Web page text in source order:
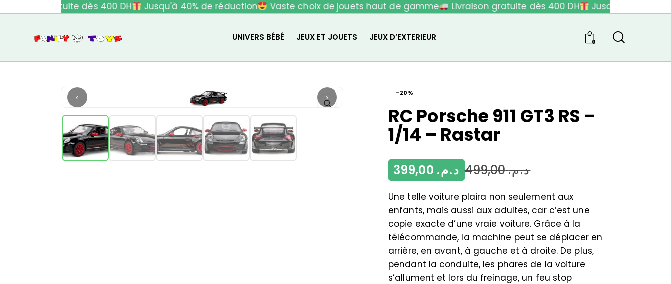
gratuite dès 400 DH Jusqu'à 40% de réduction Vaste choix de jouets haut de gamme Livraison gratuite dès 400 DH Jusqu'à 40% de
UNIVERS BÉBÉ JEUX ET JOUETS JEUX D’EXTERIEUR 0
‹ › -20%
RC Porsche 911 GT3 RS –
1/14 – Rastar
د.م.499,00 د.م.
Une telle voiture plaira non seulement aux
enfants, mais aussi aux adultes, car c’est une
copie exacte d’une vraie voiture. Grâce à la
télécommande, la machine peut se déplacer en
arrière, en avant, à gauche et à droite. De plus,
pendant la conduite, les phares de la voiture
s’allument et lors du freinage, un feu stop